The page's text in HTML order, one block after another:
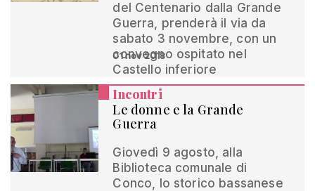
del Centenario dalla Grande
Guerra, prenderà il via da
sabato 3 novembre, con un
convegno ospitato nel
Castello inferiore
01 nov 2018
Incontri
Le donne e la Grande
Guerra
Giovedì 9 agosto, alla
Biblioteca comunale di
Conco, lo storico bassanese